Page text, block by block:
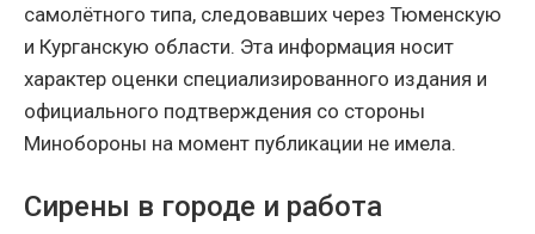
самолётного типа, следовавших через Тюменскую
и Курганскую области. Эта информация носит
характер оценки специализированного издания и
официального подтверждения со стороны
Минобороны на момент публикации не имела.
Сирены в городе и работа